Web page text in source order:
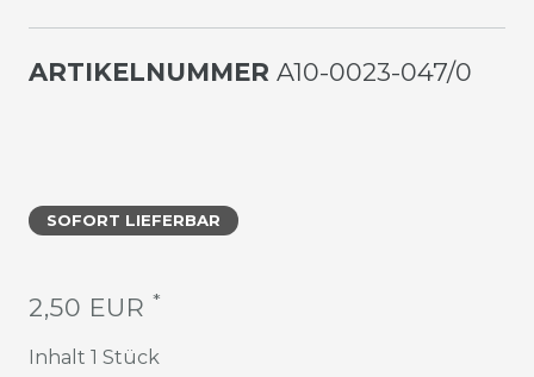
ARTIKELNUMMER A10-0023-047/0
SOFORT LIEFERBAR
2,50 EUR *
Inhalt 1 Stück